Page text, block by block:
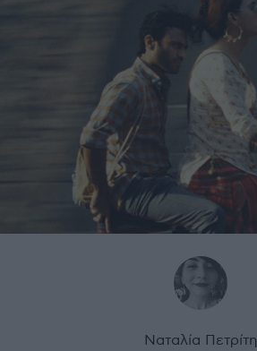
Ναταλία Πετρίτη